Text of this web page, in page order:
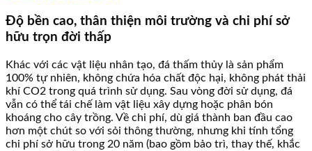
Độ bền cao, thân thiện môi trường và chi phí sở
hữu trọn đời thấp
Khác với các vật liệu nhân tạo, đá thấm thủy là sản phẩm
100% tự nhiên, không chứa hóa chất độc hại, không phát thải
khí CO2 trong quá trình sử dụng. Sau vòng đời sử dụng, đá
vẫn có thể tái chế làm vật liệu xây dựng hoặc phân bón
khoáng cho cây trồng. Về chi phí, dù giá thành ban đầu cao
hơn một chút so với sỏi thông thường, nhưng khi tính tổng
chi phí sở hữu trong 20 năm (bao gồm bảo trì, thay thế, khắc